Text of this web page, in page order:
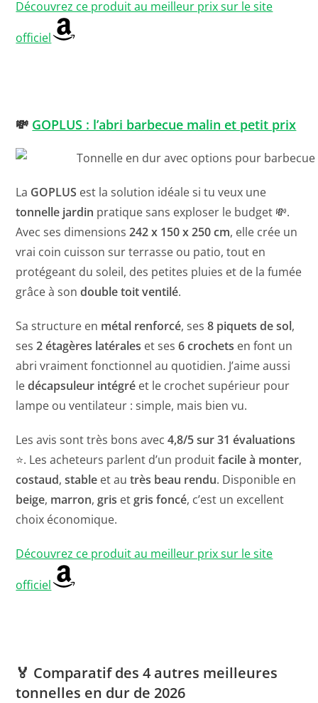
Découvrez ce produit au meilleur prix sur le site
officiel
💸 GOPLUS : l’abri barbecue malin et petit prix
La GOPLUS est la solution idéale si tu veux une
tonnelle jardin pratique sans exploser le budget 💸.
Avec ses dimensions242 x 150 x 250 cm, elle crée un
vrai coin cuisson sur terrasse ou patio, tout en
protégeant du soleil, des petites pluies et de la fumée
grâce à sondouble toit ventilé.
Sa structure en métal renforcé, ses8 piquets de sol,
ses2 étagères latérales et ses6 crochets en font un
abri vraiment fonctionnel au quotidien. J’aime aussi
ledécapsuleur intégré et le crochet supérieur pour
lampe ou ventilateur : simple, mais bien vu.
Les avis sont très bons avec4,8/5 sur 31 évaluations
⭐. Les acheteurs parlent d’un produitfacile à monter,
costaud,stable et autrès beau rendu. Disponible en
beige, marron,gris etgris foncé, c’est un excellent
choix économique.
Découvrez ce produit au meilleur prix sur le site
officiel
🏅 Comparatif des 4 autres meilleures
tonnelles en dur de 2026